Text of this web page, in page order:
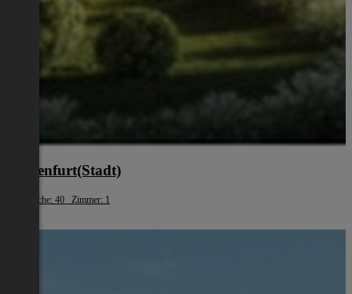
Klagenfurt(Stadt)
Wohnfläche: 40 Zimmer: 1